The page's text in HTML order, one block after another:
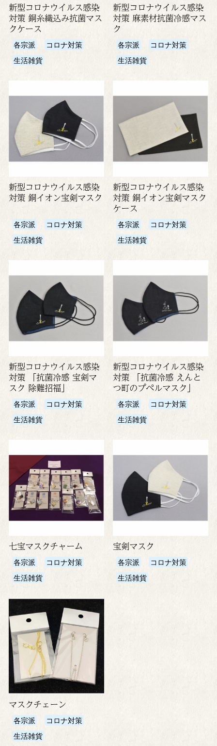
新型コロナウイルス感染
対策 銅糸織込み抗菌マス
クケース
各宗派
コロナ対策
生活雑貨
新型コロナウイルス感染
対策 麻素材抗菌冷感マス
ク
各宗派
コロナ対策
生活雑貨
新型コロナウイルス感染
対策 銅イオン宝剣マスク
各宗派
コロナ対策
生活雑貨
新型コロナウイルス感染
対策 銅イオン宝剣マスク
ケース
各宗派
コロナ対策
生活雑貨
新型コロナウイルス感染
対策 「抗菌冷感 宝剣マ
スク 除難招福」
各宗派
コロナ対策
生活雑貨
新型コロナウイルス感染
対策 「抗菌冷感 えんと
つ町のプペルマスク」
各宗派
コロナ対策
生活雑貨
七宝マスクチャーム
各宗派
コロナ対策
生活雑貨
宝剣マスク
各宗派
コロナ対策
生活雑貨
マスクチェーン
各宗派
コロナ対策
生活雑貨